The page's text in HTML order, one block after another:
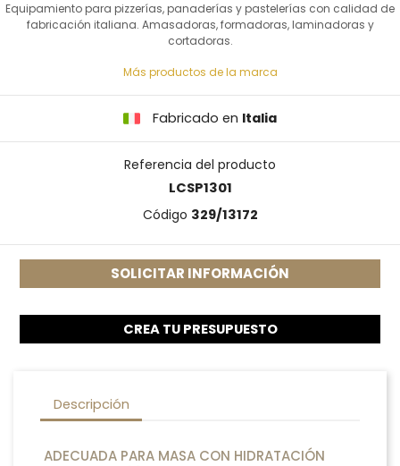
Equipamiento para pizzerías, panaderías y pastelerías con calidad de
fabricación italiana. Amasadoras, formadoras, laminadoras y
cortadoras.
Más productos de la marca
Fabricado en Italia
Referencia del producto
LCSP1301
Código 329/13172
SOLICITAR INFORMACIÓN
CREA TU PRESUPUESTO
Descripción
ADECUADA PARA MASA CON HIDRATACIÓN